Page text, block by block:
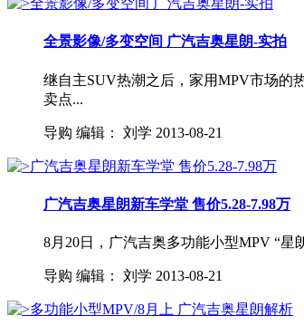
全景影像/多变空间 广汽吉奥星朗-实拍
继自主SUV热潮之后，家用MPV市场的
卖点...
导购 编辑： 刘学 2013-08-21
广汽吉奥星朗新车学堂 售价5.28-7.98万
8月20日，广汽吉奥多功能小型MPV “
导购 编辑： 刘学 2013-08-21